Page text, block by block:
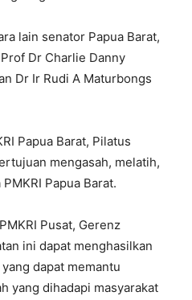
lain senator Papua Barat,
Dr Charlie Danny
Dr Ir Rudi A Maturbongs
Papua Barat, Pilatus
mengasah, melatih,
Papua Barat.
Pusat, Gerenz
ini dapat menghasilkan
dapat memantu
yang dihadapi masyarakat